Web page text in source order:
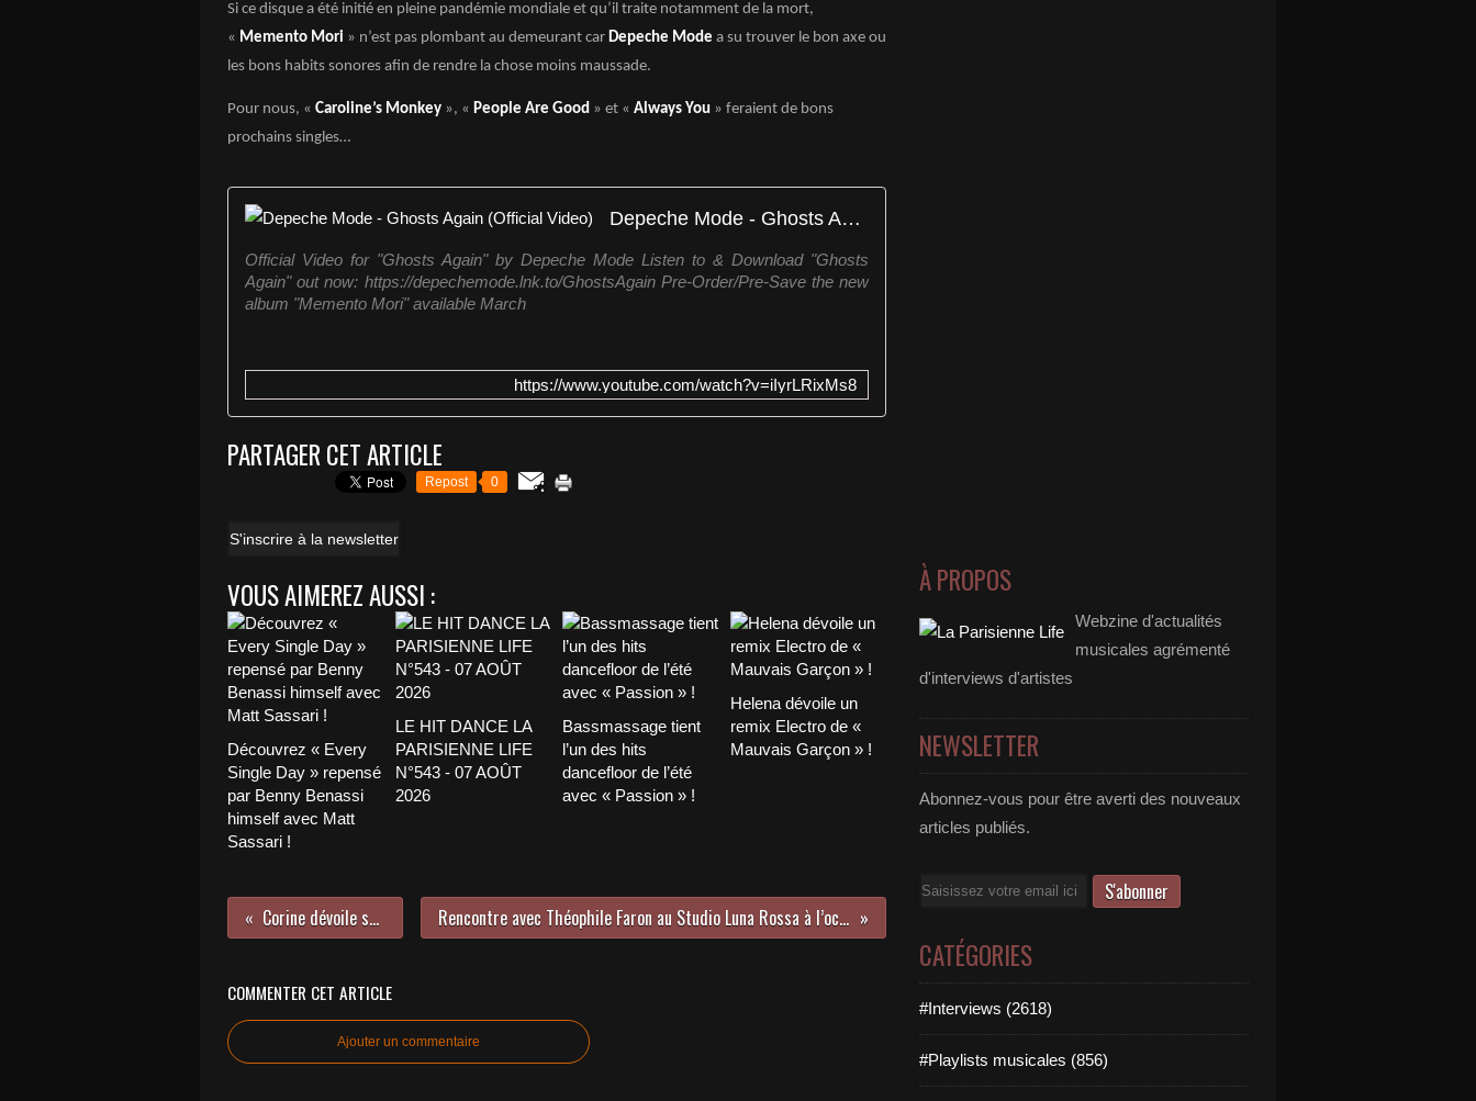
Si ce disque a été initié en pleine pandémie mondiale et qu’il traite notamment de la mort,
« Memento Mori » n’est pas plombant au demeurant car Depeche Mode a su trouver le bon axe ou
les bons habits sonores afin de rendre la chose moins maussade.
Pour nous, « Caroline’s Monkey », « People Are Good » et « Always You » feraient de bons
prochains singles…
Depeche Mode - Ghosts Again (Official Video)
Official Video for "Ghosts Again" by Depeche Mode Listen to & Download "Ghosts
Again" out now: https://depechemode.lnk.to/GhostsAgain Pre-Order/Pre-Save the new
album "Memento Mori" available March
https://www.youtube.com/watch?v=iIyrLRixMs8
PARTAGER CET ARTICLE
Repost 0
S'inscrire à la newsletter
VOUS AIMEREZ AUSSI :
Découvrez « Every
Single Day » repensé
par Benny Benassi
himself avec Matt
Sassari !
LE HIT DANCE LA
PARISIENNE LIFE
N°543 - 07 AOÛT
2026
Bassmassage tient
l’un des hits
dancefloor de l’été
avec « Passion » !
Helena dévoile un
remix Electro de «
Mauvais Garçon » !
Corine dévoile son second album ! Rencontre avec Théophile Faron au Studio Luna Rossa à l’occasion de la parution de l’EP « AM1 : Rumeurs » !
COMMENTER CET ARTICLE
Ajouter un commentaire
À PROPOS
Webzine d'actualités
musicales agrémenté
d'interviews d'artistes
NEWSLETTER
Abonnez-vous pour être averti des nouveaux
articles publiés.
Email
CATÉGORIES
#Interviews (2618)
#Playlists musicales (856)